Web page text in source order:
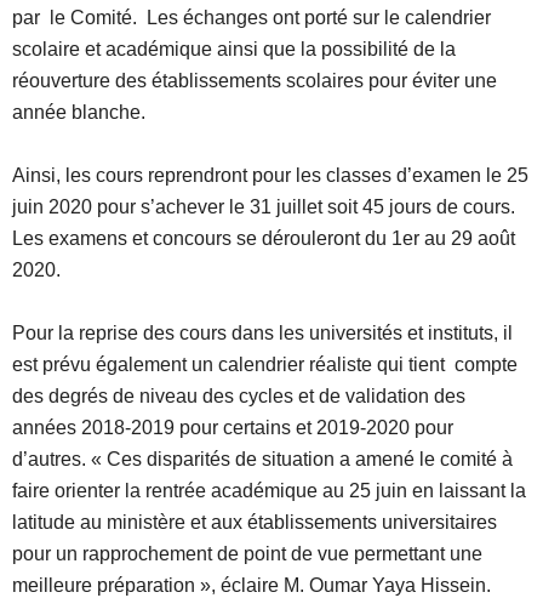
par le Comité. Les échanges ont porté sur le calendrier
scolaire et académique ainsi que la possibilité de la
réouverture des établissements scolaires pour éviter une
année blanche.
Ainsi, les cours reprendront pour les classes d’examen le 25
juin 2020 pour s’achever le 31 juillet soit 45 jours de cours.
Les examens et concours se dérouleront du 1er au 29 août
2020.
Pour la reprise des cours dans les universités et instituts, il
est prévu également un calendrier réaliste qui tient compte
des degrés de niveau des cycles et de validation des
années 2018-2019 pour certains et 2019-2020 pour
d’autres. « Ces disparités de situation a amené le comité à
faire orienter la rentrée académique au 25 juin en laissant la
latitude au ministère et aux établissements universitaires
pour un rapprochement de point de vue permettant une
meilleure préparation », éclaire M. Oumar Yaya Hissein.